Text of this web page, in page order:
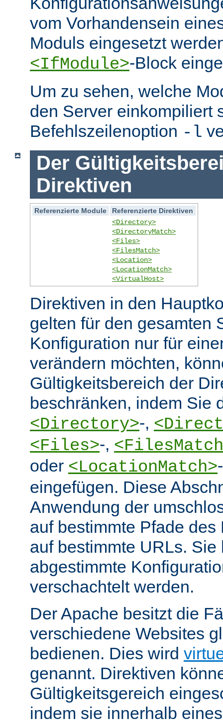
vom Vorhandensein
Moduls eingesetzt
<IfModule>-Block
Um zu sehen, welche
den Server einkompiliert
Befehlszeilenoption -l
Der
Direktiven
Referenzierte Module
Referenzierte Direktiven
<Directory>
<DirectoryMatch>
<Files>
<FilesMatch>
<Location>
<LocationMatch>
<VirtualHost>
Direktiven in den
gelten für den gesamten
Konfiguration nur für
verändern möchten,
Gültigkeitsbereich der
beschränken, indem Sie
<Directory>-,
<Files>-,
oder <LocationMatch>
eingefügen. Diese
Anwendung der
auf bestimmte Pfade
auf bestimmte URLs.
abgestimmte
verschachtelt werden.
Der Apache besitzt die
verschiedene Websites
bedienen. Dies wird
genannt. Direktiven
Gültigkeitsgereich
indem sie innerhalb